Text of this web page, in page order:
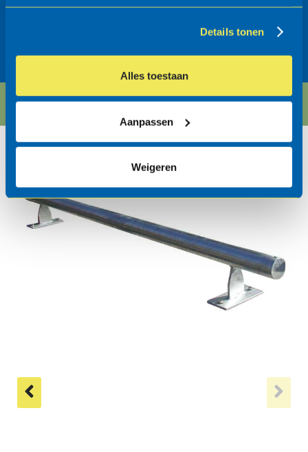
Details tonen
Alles toestaan
Aanpassen
Weigeren
Systeeminformatie / Bestek >